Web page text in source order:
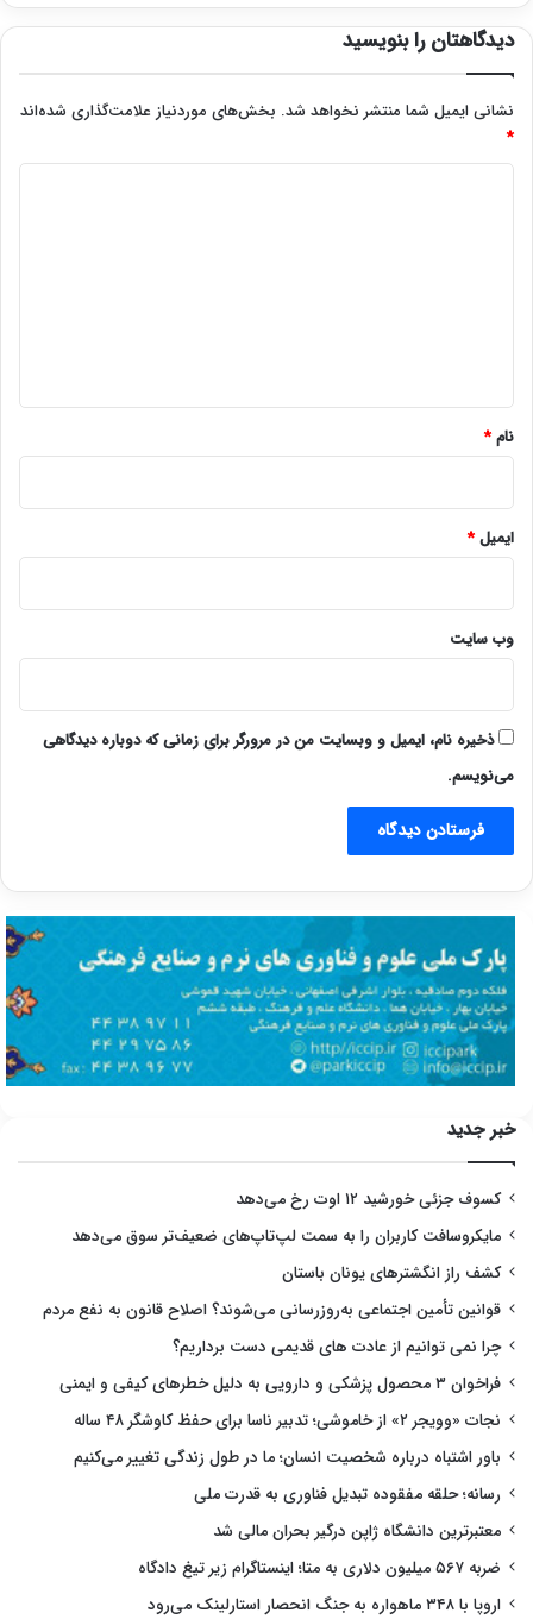
دیدگاهتان را بنویسید
نشانی ایمیل شما منتشر نخواهد شد. بخش‌های موردنیاز علامت‌گذاری شده‌اند
*
نام*
ایمیل*
وب‌ سایت
ذخیره نام، ایمیل و وبسایت من در مرورگر برای زمانی که دوباره دیدگاهی
می‌نویسم.
خبر جدید
کسوف جزئی خورشید ۱۲ اوت رخ می‌دهد
مایکروسافت کاربران را به سمت لپ‌تاپ‌های ضعیف‌تر سوق می‌دهد
کشف راز انگشترهای یونان باستان
قوانین تأمین اجتماعی به‌روزرسانی می‌شوند؟ اصلاح قانون به نفع مردم
چرا نمی توانیم از عادت های قدیمی دست برداریم؟
فراخوان ۳ محصول پزشکی و دارویی به دلیل خطرهای کیفی و ایمنی
نجات «وویجر ۲» از خاموشی؛ تدبیر ناسا برای حفظ کاوشگر ۴۸ ساله
باور اشتباه درباره شخصیت انسان؛ ما در طول زندگی تغییر می‌کنیم
رسانه؛ حلقه مفقوده تبدیل فناوری به قدرت ملی
معتبرترین دانشگاه ژاپن درگیر بحران مالی شد
ضربه ۵۶۷ میلیون دلاری به متا؛ اینستاگرام زیر تیغ دادگاه
اروپا با ۳۴۸ ماهواره به جنگ انحصار استارلینک می‌رود